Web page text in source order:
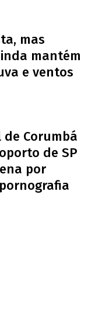
mas
mantém
e ventos
Corumbá
de SP
por